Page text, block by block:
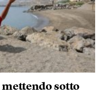
mettendo sotto